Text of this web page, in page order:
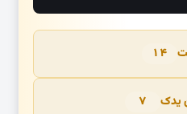
۱۴
یدک ۷